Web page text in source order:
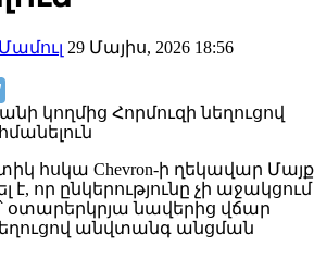
29 Մայիս, 2026 18:56
հսկա Chevron-ի ղեկավար Մայք
որ ընկերությունը չի աջակցում
օտարերկրյա նավերից վճար
ով անվտանգ անցման